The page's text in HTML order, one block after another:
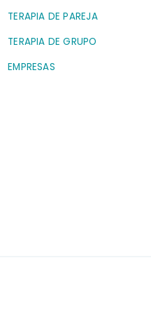
TERAPIA DE PAREJA
TERAPIA DE GRUPO
EMPRESAS